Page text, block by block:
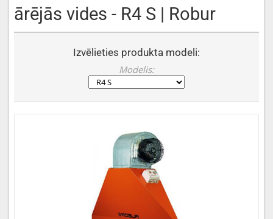
ārējās vides - R4 S | Robur
Izvēlieties produkta modeli:
Modelis: